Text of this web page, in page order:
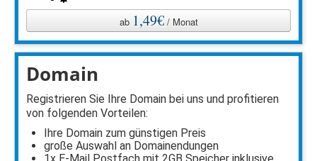
ab 1,49€/ Monat
Domain
Registrieren Sie Ihre Domain bei uns und profitieren
von folgenden Vorteilen:
Ihre Domain zum günstigen Preis
große Auswahl an Domainendungen